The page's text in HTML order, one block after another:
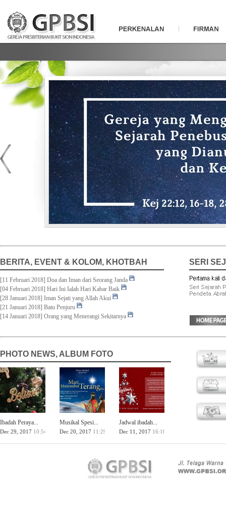
BERITA, EVENT & KOLOM, KHOTBAH
[11 Februari 2018] Doa dan Iman dari Seorang Janda
[04 Februari 2018] Hari Ini Ialah Hari Kabar Baik
[28 Januari 2018] Iman Sejati yang Allah Akui
[21 Januari 2018] Batu Penjuru
[14 Januari 2018] Orang yang Menerangi Sekitarnya
SERI
PHOTO NEWS, ALBUM FOTO
Ibadah Peraya...
Dec 29, 2017 10:54
Musikal Spesi...
Dec 20, 2017 11:29
Jadwal ibadah...
Dec 11, 2017 16:10